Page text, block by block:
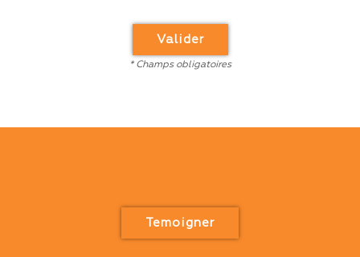
Valider
* Champs obligatoires
Temoigner